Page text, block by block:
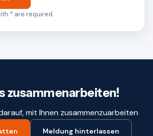
* are required.
zusammenarbeiten!
mit Ihnen zusammenzuarbeiten
Meldung hinterlassen